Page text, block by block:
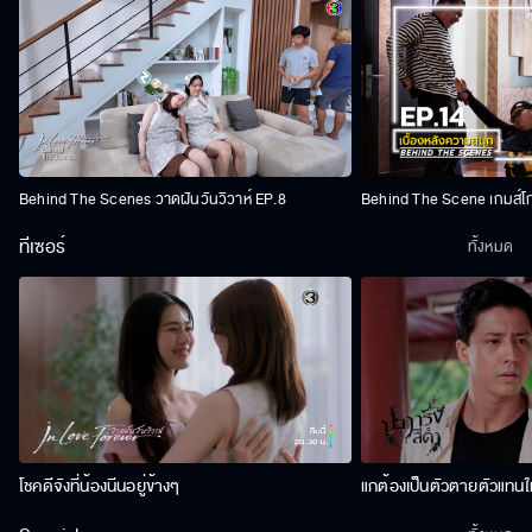
Behind The Scenes วาดฝันวันวิวาห์ EP.8 Behind The Scene เกมส์
ทีเซอร์
โชคดีจังที่น้องนีนอยู่ข้างๆ แกต้องเป็นตัวตายตัวแทน
ทั้งหมด